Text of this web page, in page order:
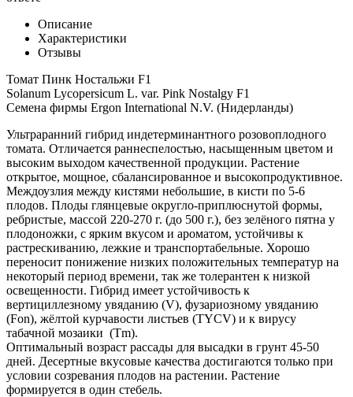
Описание
Характеристики
Отзывы
Томат Пинк Ностальжи F1
Solanum Lycopersicum L. var. Pink Nostalgy F1
Семена фирмы Ergon International N.V. (Нидерланды)
Ультраранний гибрид индетерминантного розовоплодного
томата. Отличается раннеспелостью, насыщенным цветом и
высоким выходом качественной продукции. Растение
открытое, мощное, сбалансированное и высокопродуктивное.
Междоузлия между кистями небольшие, в кисти по 5-6
плодов. Плоды глянцевые округло-приплюснутой формы,
ребристые, массой 220-270 г. (до 500 г.), без зелёного пятна у
плодоножки, с ярким вкусом и ароматом, устойчивы к
растрескиванию, лежкие и транспортабельные. Хорошо
переносит понижение низких положительных температур на
некоторый период времени, так же толерантен к низкой
освещенности. Гибрид имеет устойчивость к
вертициллезному увяданию (V), фузариозному увяданию
(Fon), жёлтой курчавости листьев (ТYCV) и к вирусу
табачной мозаики (Тm).
Оптимальный возраст рассады для высадки в грунт 45-50
дней. Десертные вкусовые качества достигаются только при
условии созревания плодов на растении. Растение
формируется в один стебель.